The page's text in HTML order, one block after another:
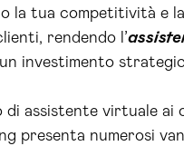
la tua competitività e
rendendo l’
investimento
di assistente virtuale
presenta numerosi